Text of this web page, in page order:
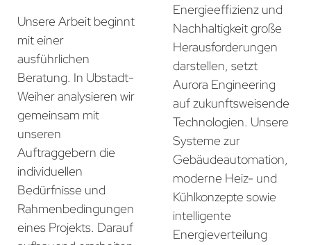
Unsere Arbeit beginnt
mit einer
ausführlichen
Beratung. In Ubstadt-
Weiher analysieren wir
gemeinsam mit
unseren
Auftraggebern die
individuellen
Bedürfnisse und
Rahmenbedingungen
eines Projekts. Darauf
Energieeffizienz und
Nachhaltigkeit große
Herausforderungen
darstellen, setzt
Aurora Engineering
auf zukunftsweisende
Technologien. Unsere
Systeme zur
Gebäudeautomation,
moderne Heiz- und
Kühlkonzepte sowie
intelligente
Energieverteilung